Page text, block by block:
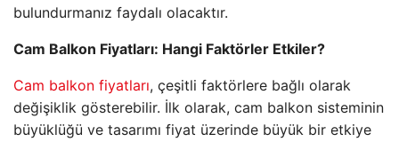
bulundurmanız faydalı olacaktır.
Cam Balkon Fiyatları: Hangi Faktörler Etkiler?
Cam balkon fiyatları, çeşitli faktörlere bağlı olarak
değişiklik gösterebilir. İlk olarak, cam balkon sisteminin
büyüklüğü ve tasarımı fiyat üzerinde büyük bir etkiye